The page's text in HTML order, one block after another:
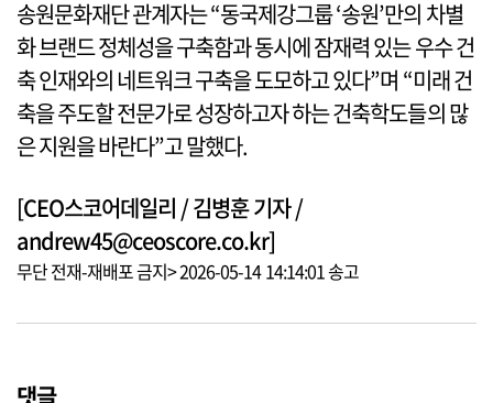
송원문화재단 관계자는 “동국제강그룹 ‘송원’만의 차별
화 브랜드 정체성을 구축함과 동시에 잠재력 있는 우수 건
축 인재와의 네트워크 구축을 도모하고 있다”며 “미래 건
축을 주도할 전문가로 성장하고자 하는 건축학도들의 많
은 지원을 바란다”고 말했다.
[CEO스코어데일리 / 김병훈 기자 /
andrew45@ceoscore.co.kr]
무단 전재-재배포 금지> 2026-05-14 14:14:01 송고
댓글